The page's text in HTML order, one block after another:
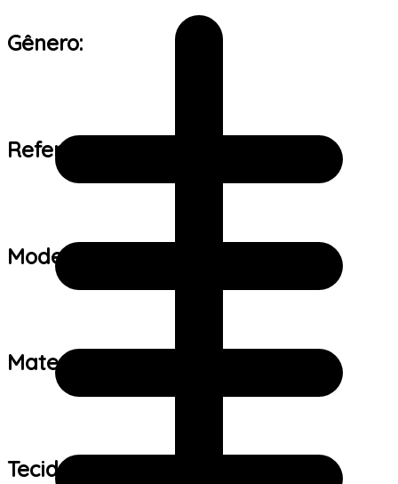
Gênero:
Referência de tamanho:
Modelo:
Material:
Tecido: